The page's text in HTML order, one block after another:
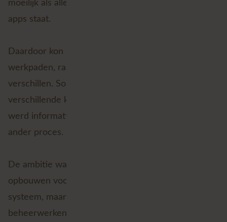
apps staat.
Daardoor kon informatie over punten, wegen,
werkpaden, rasters, pistes of bomen per databron
verschillen. Soms stond eenzelfde object
verschillende keren net op een andere locatie. Of
werd informatie opnieuw gekopieerd voor een
ander proces.
De ambitie was daarom helder: één masterdatabron
opbouwen voor Terreinobjecten. Niet als losstaand
systeem, maar als basis voor processen als
beheerwerken, beleving, communicatie,